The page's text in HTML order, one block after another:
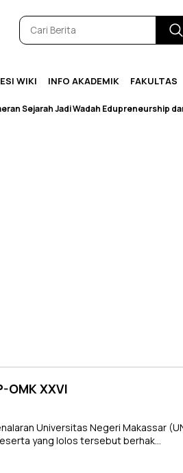
WIKI INFO AKADEMIK FAKULTAS
Sejarah Jadi Wadah Edupreneurship dan
OMK XXVI
Universitas Negeri Makassar
yang lolos tersebut berhak…